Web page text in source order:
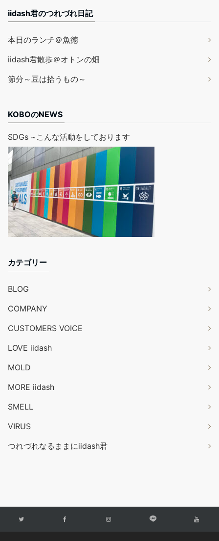
iidash君のつれづれ日記
本日のランチ＠魚徳
iidash君散歩＠オトンの畑
節分～豆は拾うもの～
KOBOのNEWS
SDGs ~こんな活動をしております
カテゴリー
BLOG
COMPANY
CUSTOMERS VOICE
LOVE iidash
MOLD
MORE iidash
SMELL
VIRUS
つれづれなるままにiidash君